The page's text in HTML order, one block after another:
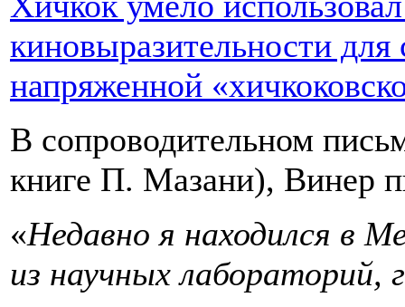
киновыразительности
напряженной
В сопроводительном
книге П. Мазани), Винер
«Недавно я находился в
из научных лабораторий,